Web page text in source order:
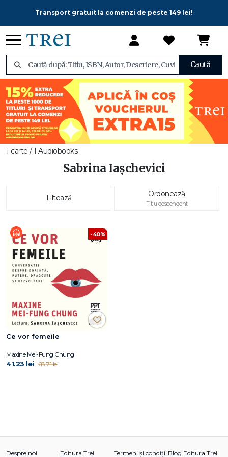
Transport gratuit la comenzi de peste 149 lei!
Caută
1 carte / 1 Audiobooks
Sabrina Iașchevici
Filtează Ordonează
Titlu descendent
-40%
Ce vor femeile
Maxine Mei-Fung Chung
41.23 lei 68.71 lei
Despre noi Editura Trei Termeni și condiții Blog Editura Trei